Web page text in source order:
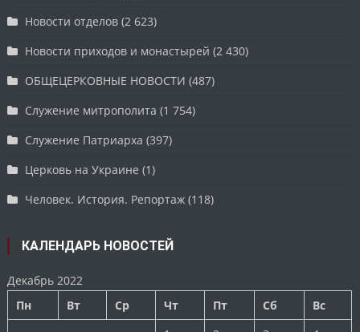
Новости отделов (2 623)
Новости приходов и монастырей (2 430)
ОБЩЕЦЕРКОВНЫЕ НОВОСТИ (487)
Служение митрополита (1 754)
Служение Патриарха (397)
Церковь на Украине (1)
Человек. История. Репортаж (118)
КАЛЕНДАРЬ НОВОСТЕЙ
Декабрь 2022
Пн
Вт Ср Чт Пт Сб
Вс